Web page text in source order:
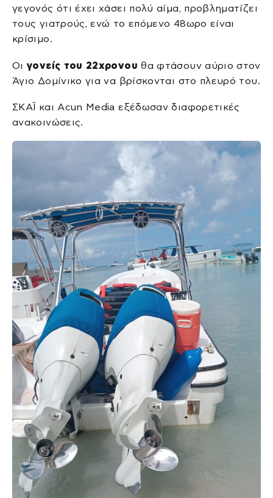
γεγονός ότι έχει χάσει πολύ αίμα, προβληματίζει
τους γιατρούς, ενώ το επόμενο 48ωρο είναι
κρίσιμο.
Οιγονείς του 22χρονου θα φτάσουν αύριο στον
Άγιο Δομίνικο για να βρίσκονται στο πλευρό του.
ΣΚΑΪ και Acun Media εξέδωσαν διαφορετικές
ανακοινώσεις.